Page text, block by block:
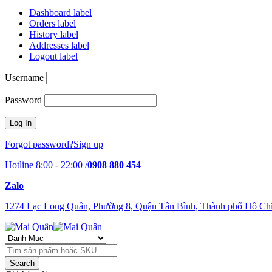
Dashboard label
Orders label
History label
Addresses label
Logout label
Username
Password
Forgot password?Sign up
Hotline 8:00 - 22:00 /0908 880 454
Zalo
1274 Lạc Long Quân, Phường 8, Quận Tân Bình, Thành phố Hồ